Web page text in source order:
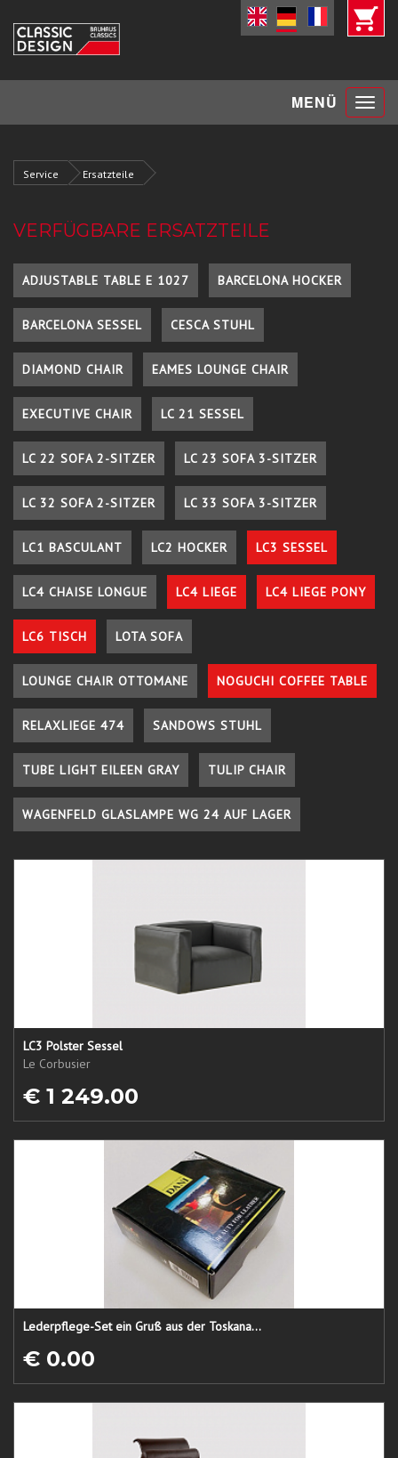
MENÜ Toggle
Service Ersatzteile
VERFÜGBARE ERSATZTEILE
ADJUSTABLE TABLE E 1027 BARCELONA HOCKER
BARCELONA SESSEL CESCA STUHL
DIAMOND CHAIR EAMES LOUNGE CHAIR
EXECUTIVE CHAIR LC 21 SESSEL
LC 22 SOFA 2-SITZER LC 23 SOFA 3-SITZER
LC 32 SOFA 2-SITZER LC 33 SOFA 3-SITZER
LC1 BASCULANT LC2 HOCKER LC3 SESSEL
LC4 CHAISE LONGUE LC4 LIEGE LC4 LIEGE PONY
LC6 TISCH LOTA SOFA
LOUNGE CHAIR OTTOMANE NOGUCHI COFFEE TABLE
RELAXLIEGE 474 SANDOWS STUHL
TUBE LIGHT EILEEN GRAY TULIP CHAIR
WAGENFELD GLASLAMPE WG 24 AUF LAGER
LC3 Polster Sessel
Le Corbusier
€ 1 249.00
Lederpflege-Set ein Gruß aus der Toskana...
€ 0.00